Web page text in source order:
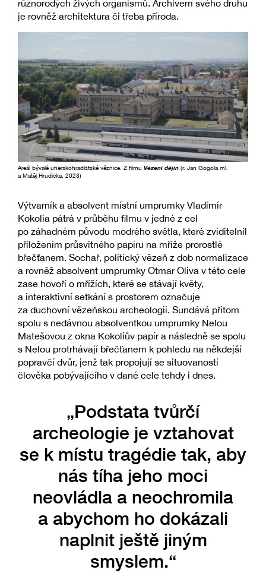
různorodých živých organismů. Archivem svého druhu
je rovněž architektura či třeba příroda.
Areál bývalé uherskohradišťské věznice. Z filmu Vězení dějin (r. Jan Gogola ml.
a Matěj Hrudička, 2023)
Výtvarník a absolvent místní umprumky Vladimír
Kokolia pátrá v průběhu filmu v jedné z cel
po záhadném původu modrého světla, které zviditelnil
přiložením průsvitného papíru na mříže prorostlé
břečťanem. Sochař, politický vězeň z dob normalizace
a rovněž absolvent umprumky Otmar Oliva v této cele
zase hovoří o mřížích, které se stávají květy,
a interaktivní setkání s prostorem označuje
za duchovní vězeňskou archeologii. Sundává přitom
spolu s nedávnou absolventkou umprumky Nelou
Matešovou z okna Kokoliův papír a následně se spolu
s Nelou protrhávají břečťanem k pohledu na někdejší
popravčí dvůr, jenž tak propojují se situovaností
člověka pobývajícího v dané cele tehdy i dnes.
„Podstata tvůrčí
archeologie je vztahovat
se k místu tragédie tak, aby
nás tíha jeho moci
neovládla a neochromila
a abychom ho dokázali
naplnit ještě jiným
smyslem.“